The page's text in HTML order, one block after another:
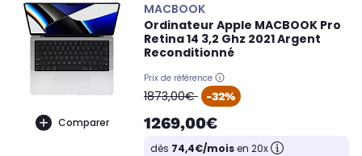
Comparer
MACBOOK
Ordinateur Apple MACBOOK Pro
Retina 14 3,2 Ghz 2021 Argent
Reconditionné
Prix de référence
oldPrice
1873,00€ -32%
1269,00€
dès 74,4€/moisen 20x